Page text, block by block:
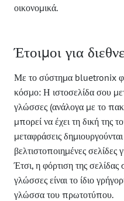
οικονομικά.
Έτοιμοι για
Με το σύστημα bluetronix
κόσμο: Η ιστοσελίδα σου
γλώσσες (ανάλογα με το
μπορεί να έχει τη δική της
μεταφράσεις
βελτιστοποιημένες σελίδες
Έτσι, η φόρτιση της σελίδας
γλώσσες είναι το ίδιο
γλώσσα του πρωτοτύπου.